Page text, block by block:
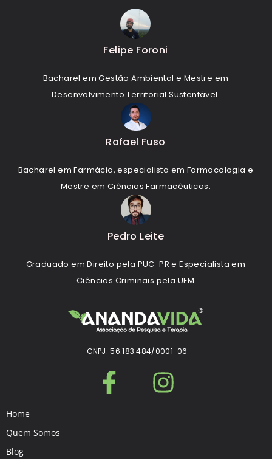
Felipe Foroni
Bacharel em Gestão Ambiental e Mestre em
Desenvolvimento Territorial Sustentável.
Rafael Fuso
Bacharel em Farmácia, especialista em Farmacologia e
Mestre em Ciências Farmacêuticas.
Pedro Leite
Graduado em Direito pela PUC-PR e Especialista em
Ciências Criminais pela UEM
CNPJ: 56.183.484/0001-06
Home
Quem Somos
Blog